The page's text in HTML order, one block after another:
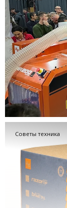
Советы техника